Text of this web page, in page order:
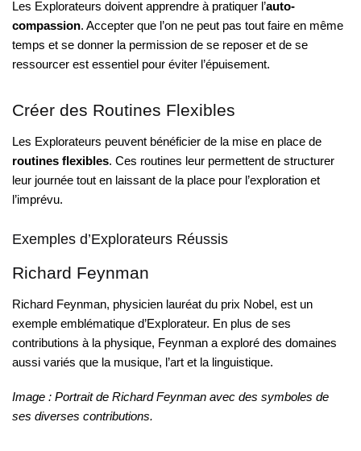
Les Explorateurs doivent apprendre à pratiquer l’auto-
compassion. Accepter que l’on ne peut pas tout faire en même
temps et se donner la permission de se reposer et de se
ressourcer est essentiel pour éviter l’épuisement.
Créer des Routines Flexibles
Les Explorateurs peuvent bénéficier de la mise en place de
routines flexibles. Ces routines leur permettent de structurer
leur journée tout en laissant de la place pour l’exploration et
l’imprévu.
Exemples d’Explorateurs Réussis
Richard Feynman
Richard Feynman, physicien lauréat du prix Nobel, est un
exemple emblématique d’Explorateur. En plus de ses
contributions à la physique, Feynman a exploré des domaines
aussi variés que la musique, l’art et la linguistique.
Image : Portrait de Richard Feynman avec des symboles de
ses diverses contributions.